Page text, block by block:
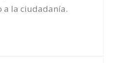
a la ciudadanía.